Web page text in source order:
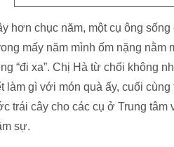
hơn chục năm, một cụ ông
mấy năm mình ốm nặng
“đi xa”. Chị Hà từ chối không
làm gì với món quà ấy, cuối
trái cây cho các cụ ở Trung
sự.